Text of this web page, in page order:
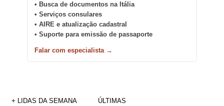
• Busca de documentos na Itália
• Serviços consulares
• AIRE e atualização cadastral
• Suporte para emissão de passaporte
Falar com especialista →
+ LIDAS DA SEMANA ÚLTIMAS